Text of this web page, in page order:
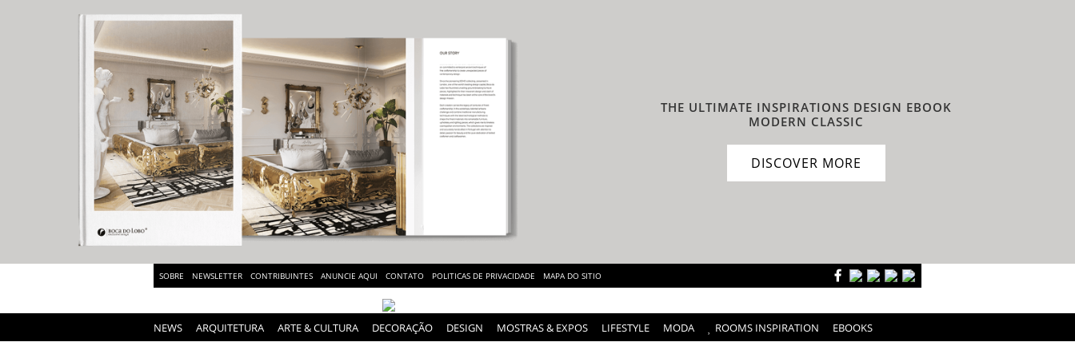
THE ULTIMATE INSPIRATIONS DESIGN EBOOK
MODERN CLASSIC
DISCOVER MORE
SOBRE NEWSLETTER CONTRIBUINTES ANUNCIE AQUI CONTATO POLITICAS DE PRIVACIDADE MAPA DO SITIO
NEWS ARQUITETURA ARTE & CULTURA DECORAÇÃO DESIGN MOSTRAS & EXPOS LIFESTYLE MODA ROOMS INSPIRATION EBOOKS